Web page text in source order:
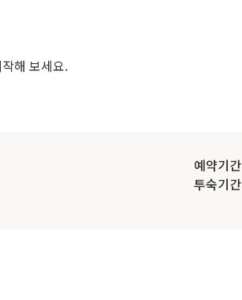
해 보세요.
예약기간
투숙기간